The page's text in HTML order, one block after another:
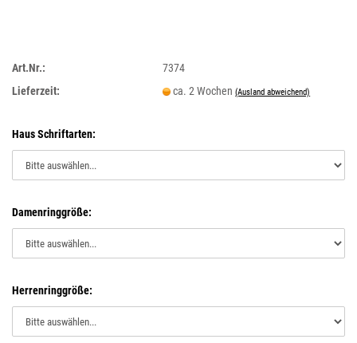
Art.Nr.:
7374
Lieferzeit:
ca. 2 Wochen(Ausland abweichend)
Haus Schriftarten:
Damenringgröße:
Herrenringgröße: